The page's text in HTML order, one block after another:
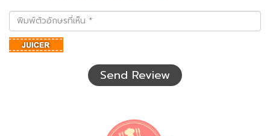
พิมพ์
ตัว
อักษร
ที่
Send Review